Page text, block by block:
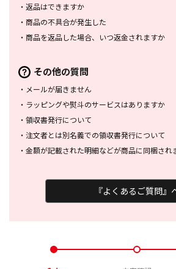
・ 返品はできますか
・ 商品の不具合が発生した
・ 商品を返品した場合、 いつ返金されますか
その他の質問
・ メールが届きません
・ ラッピングや熨斗のサービスはありますか
・ 領収書発行について
・ 注文者とは別名義での領収書発行について
・ 金額が記載された明細などが商品に同梱され
『よくあるご質問』